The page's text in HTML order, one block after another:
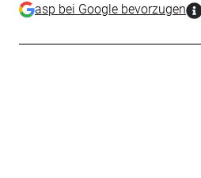
asp bei Google bevorzugen